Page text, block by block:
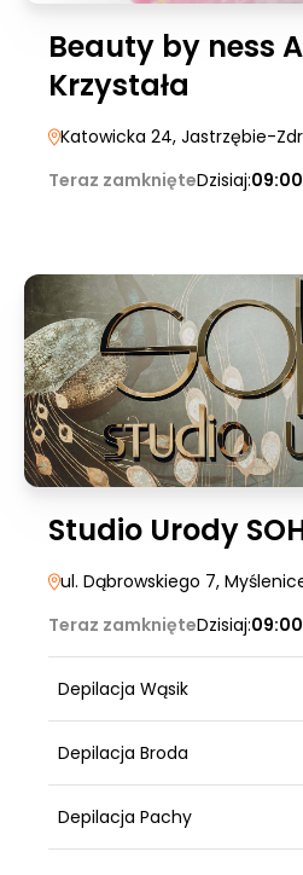
Beauty by ness
Krzystała
Katowicka 24, Jastrzębie-
Teraz zamknięteDzisiaj:
Studio Urody
ul. Dąbrowskiego 7,
Teraz zamknięteDzisiaj:
Depilacja Wąsik
Depilacja Broda
Depilacja Pachy